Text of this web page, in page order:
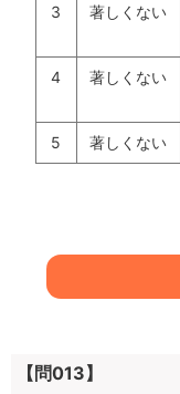
3 著しくない
4 著しくない
5 著しくない
【問013】